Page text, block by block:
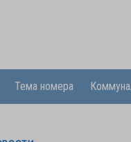
Тема номера